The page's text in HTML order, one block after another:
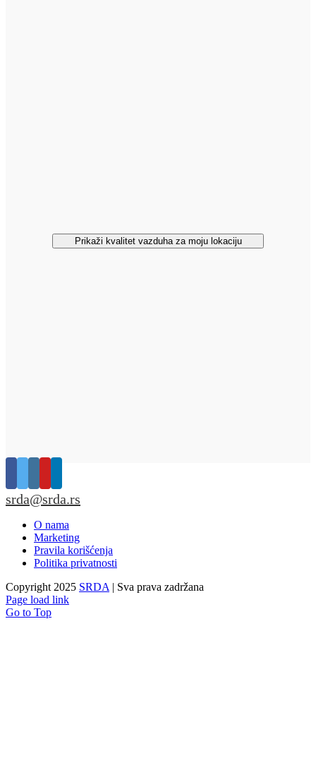
Prikaži kvalitet vazduha za moju lokaciju
srda@srda.rs
O nama
Marketing
Pravila korišćenja
Politika privatnosti
Copyright 2025 SRDA | Sva prava zadržana
Page load link
Go to Top